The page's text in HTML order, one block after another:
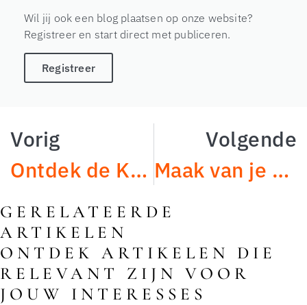
Wil jij ook een blog plaatsen op onze website?
Registreer en start direct met publiceren.
Registreer
Vorig
Ontdek de Kunst van Schoonheid bij Beautystudio Anastasia
Volgende
Maak van je woonruimte een thuis met LAB21: De perfecte laminaat- en PVC vloeren
GERELATEERDE
ARTIKELEN
ONTDEK ARTIKELEN DIE
RELEVANT ZIJN VOOR
JOUW INTERESSES